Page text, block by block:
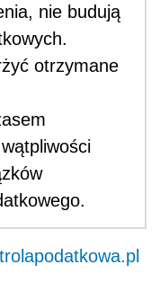
nie budują
otrzymane